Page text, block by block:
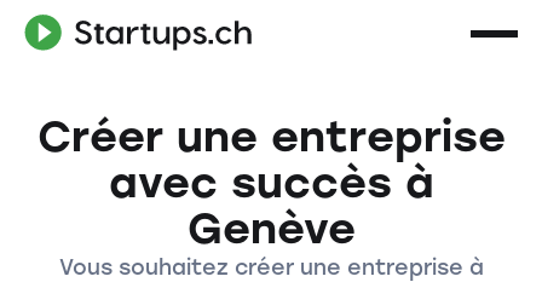
Créer une entreprise
avec succès à
Genève
Vous souhaitez créer une entreprise à